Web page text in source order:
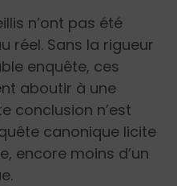
n’ont pas été
réel. Sans la rigueur
enquête, ces
aboutir à une
conclusion n’est
canonique licite
encore moins d’un